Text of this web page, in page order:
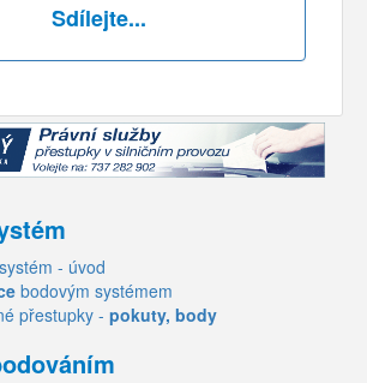
Sdílejte...
- úvod
bodovým systémem
přestupky - pokuty, body